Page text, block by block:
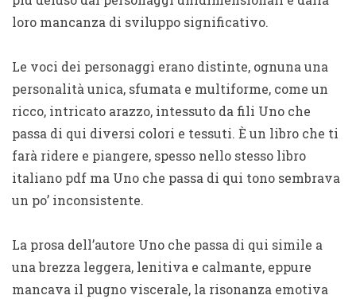
loro mancanza di sviluppo significativo.
Le voci dei personaggi erano distinte, ognuna una
personalità unica, sfumata e multiforme, come un
ricco, intricato arazzo, intessuto da fili Uno che
passa di qui diversi colori e tessuti. È un libro che ti
farà ridere e piangere, spesso nello stesso libro
italiano pdf ma Uno che passa di qui tono sembrava
un po’ inconsistente.
La prosa dell’autore Uno che passa di qui simile a
una brezza leggera, lenitiva e calmante, eppure
mancava il pugno viscerale, la risonanza emotiva